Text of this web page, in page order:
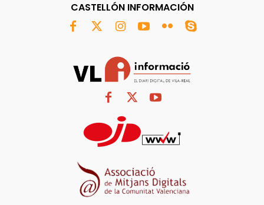
CASTELLÓN INFORMACIÓN